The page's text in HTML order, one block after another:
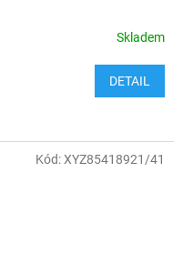
Skladem
DETAIL
Kód:XYZ85418921/41